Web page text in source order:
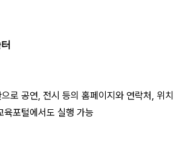
로 공연, 전시 등의 홈페이지와 연락처, 위치
육포털에서도 실행 가능